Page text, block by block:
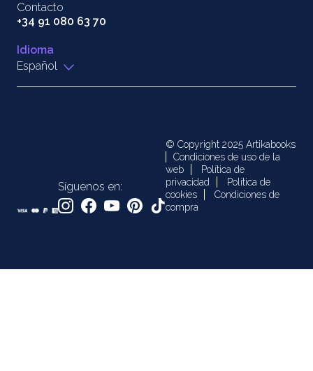
Contacto
+34 91 080 63 70
Idioma
Español
Síguenos en:
© Copyright 2025 Artikabooks
Condiciones de uso de la
web
Política de
privacidad
Política de
cookies
Condiciones de
compra